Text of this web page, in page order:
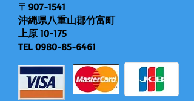
〒907-1541
沖縄県八重山郡竹富町
上原 10-175
TEL 0980-85-6461